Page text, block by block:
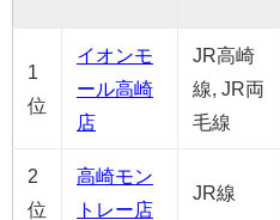
1
位
イオンモ
ール高崎
店
JR高崎
線, JR両
毛線
2
位
高崎モン
トレー店
JR線